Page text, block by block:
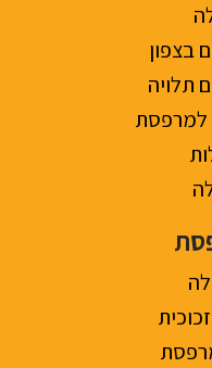
בצפון
תלויה
למרפסת